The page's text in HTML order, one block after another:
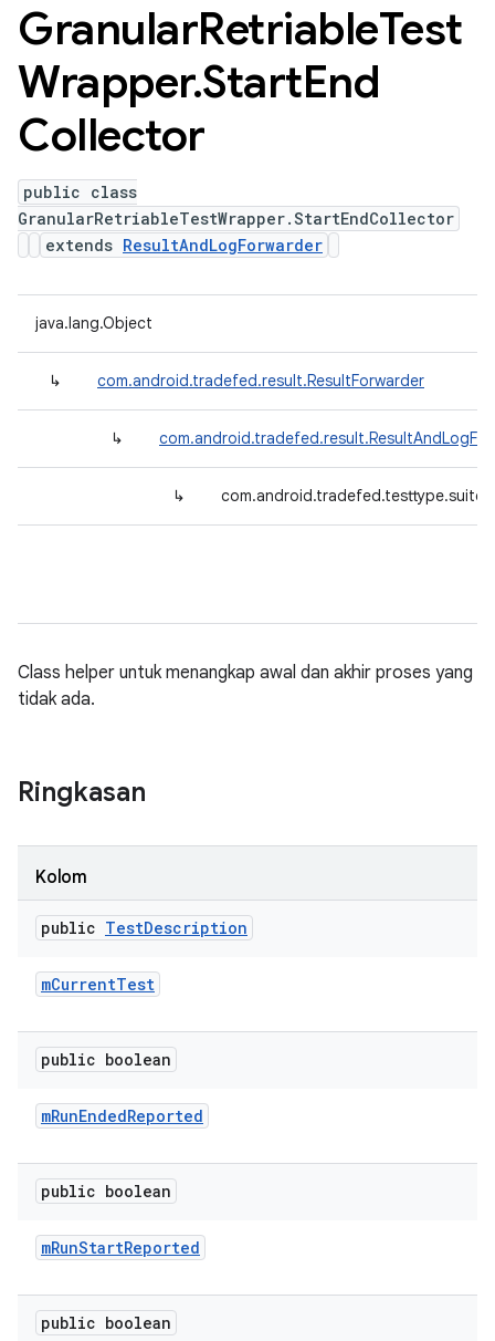
GranularRetriableTest
Wrapper.StartEnd
Collector
public class
GranularRetriableTestWrapper.StartEndCollector
extends ResultAndLogForwarder
java.lang.Object
↳ com.android.tradefed.result.ResultForwarder
↳
↳
Class helper untuk menangkap awal dan akhir proses yang
tidak ada.
Ringkasan
Kolom
public TestDescription
mCurrentTest
public boolean
mRunEndedReported
public boolean
mRunStartReported
public boolean